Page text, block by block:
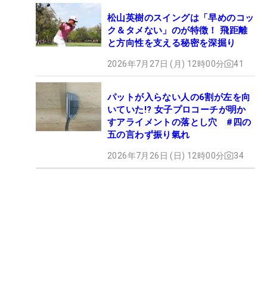
松山英樹のスイングは「早めのコッ
ク＆タメない」のが特徴！ 飛距離
と方向性を支える秘密を深掘り
2026年7月27日 (月) 12時00分 41
パットが入らない人の6割が左を向
いていた!? 女子プロコーチが明か
すアライメントの落とし穴 #四の
五の言わず振り氣れ
2026年7月26日 (日) 12時00分 34